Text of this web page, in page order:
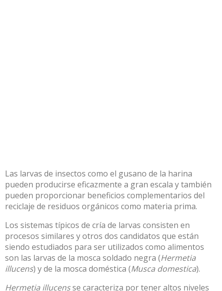
Las larvas de insectos como el gusano de la harina
pueden producirse eficazmente a gran escala y también
pueden proporcionar beneficios complementarios del
reciclaje de residuos orgánicos como materia prima.
Los sistemas típicos de cría de larvas consisten en
procesos similares y otros dos candidatos que están
siendo estudiados para ser utilizados como alimentos
son las larvas de la mosca soldado negra (Hermetia
illucens) y de la mosca doméstica (Musca domestica).
Hermetia illucensse caracteriza por tener altos niveles